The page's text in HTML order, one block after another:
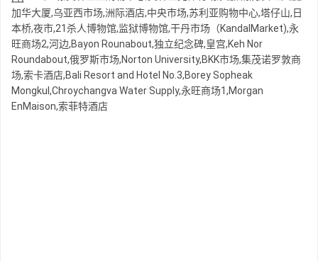
加华大厦,乌亚西市场,洲际酒店,中央市场,苏利亚购物中心,塔仔山,日
本桥,夜市,21杀人博物馆,监狱博物馆,干丹市场（KandalMarket),永
旺商场2,河边,Bayon Rounabout,独立纪念碑,皇宫,Keh Nor
Roundabout,俄罗斯市场,Norton University,BKK市场,集茂诺罗敦商
场,索卡酒店,Bali Resort and Hotel No.3,Borey Sopheak
Mongkul,Chroychangva Water Supply,永旺商场1,Morgan
EnMaison,索菲特酒店